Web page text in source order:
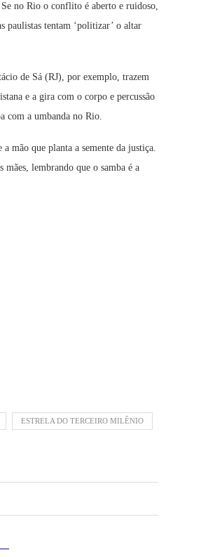
no Rio o conflito é aberto e ruidoso,
paulistas tentam ‘politizar’ o altar
de Sá (RJ), por exemplo, trazem
e a gira com o corpo e percussão
com a umbanda no Rio.
mão que planta a semente da justiça.
lembrando que o samba é a
ESTRELA DO TERCEIRO MILÊNIO